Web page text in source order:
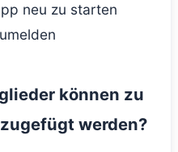
neu zu starten
können zu
werden?